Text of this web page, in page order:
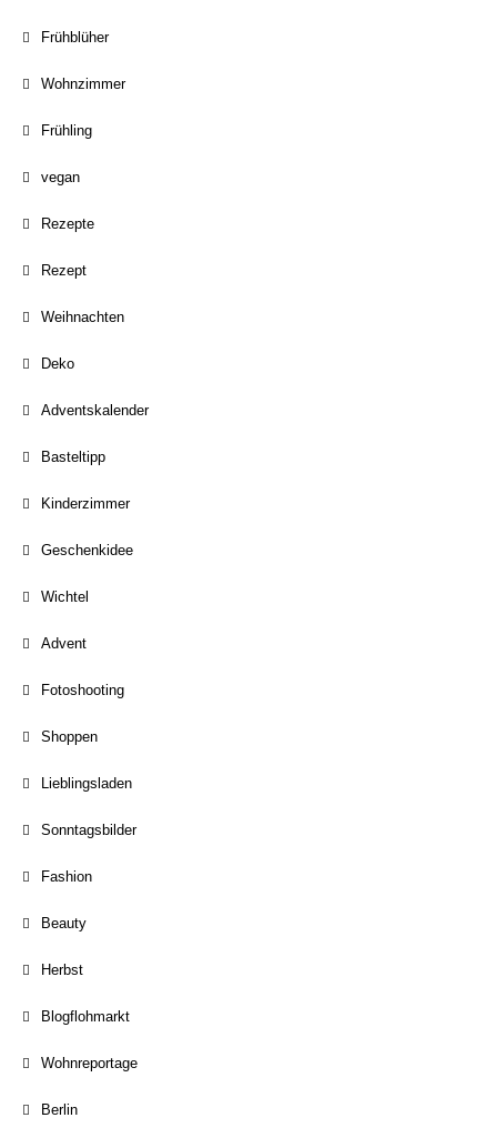
Frühblüher
Wohnzimmer
Frühling
vegan
Rezepte
Rezept
Weihnachten
Deko
Adventskalender
Basteltipp
Kinderzimmer
Geschenkidee
Wichtel
Advent
Fotoshooting
Shoppen
Lieblingsladen
Sonntagsbilder
Fashion
Beauty
Herbst
Blogflohmarkt
Wohnreportage
Berlin